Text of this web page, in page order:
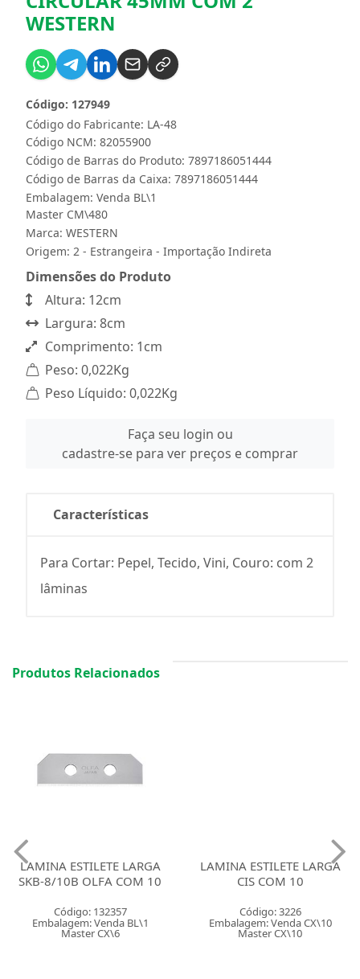
WESTERN
Código do Fabricante: LA-48
Código: 127949
Código NCM: 82055900
Código de Barras do Produto: 7897186051444
Código de Barras da Caixa: 7897186051444
Embalagem: Venda BL\1
Master CM\480
Marca: WESTERN
Origem: 2 - Estrangeira - Importação Indireta
Dimensões do Produto
Altura: 12cm
Largura: 8cm
Comprimento: 1cm
Peso: 0,022Kg
Peso Líquido: 0,022Kg
Faça seu login ou
cadastre-se para ver preços e comprar
Características
Para Cortar: Pepel, Tecido, Vini, Couro: com 2
lâminas
Produtos Relacionados
LAMINA ESTILETE LARGA
SKB-8/10B OLFA COM 10
Código: 132357
Embalagem: Venda BL\1
Master CX\6
LAMINA ESTILETE LARGA
CIS COM 10
Código: 3226
Embalagem: Venda CX\10
Master CX\10